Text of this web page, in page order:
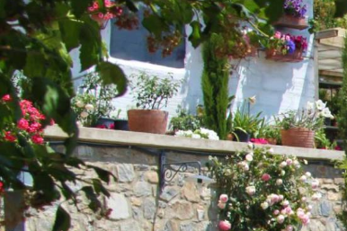
FR
DE
RU
Chi
siamo
I
nostri
dove
cercare
Provincia
Comune